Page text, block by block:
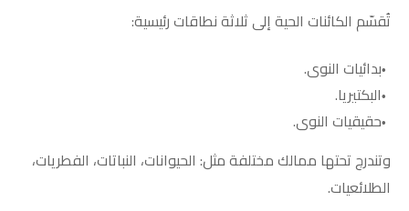
تُقسّم الكائنات الحية إلى ثلاثة نطاقات رئيسية:
بدائيات النوى.
البكتيريا.
حقيقيات النوى.
وتندرج تحتها ممالك مختلفة مثل: الحيوانات، النباتات، الفطريات،
الطلائعيات.